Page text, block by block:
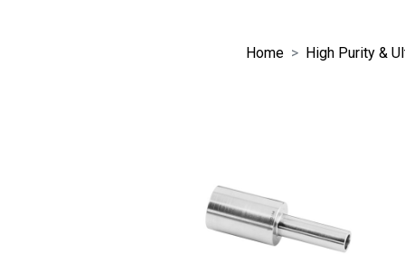
Home High Purity &